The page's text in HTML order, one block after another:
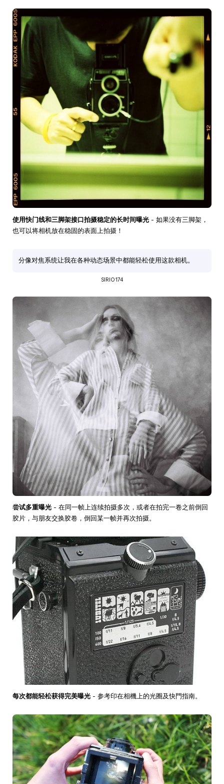
使用快门线和三脚架接口拍摄稳定的长时间曝光 - 如果没有三脚架，
也可以将相机放在稳固的表面上拍摄！
分像对焦系统让我在各种动态场景中都能轻松使用这款相机。
SIRIO174
尝试多重曝光 - 在同一帧上连续拍摄多次，或者在拍完一卷之前倒回
胶片，与朋友交换胶卷，倒回某一帧并再次拍摄。
每次都能轻松获得完美曝光 - 参考印在相機上的光圈及快門指南。